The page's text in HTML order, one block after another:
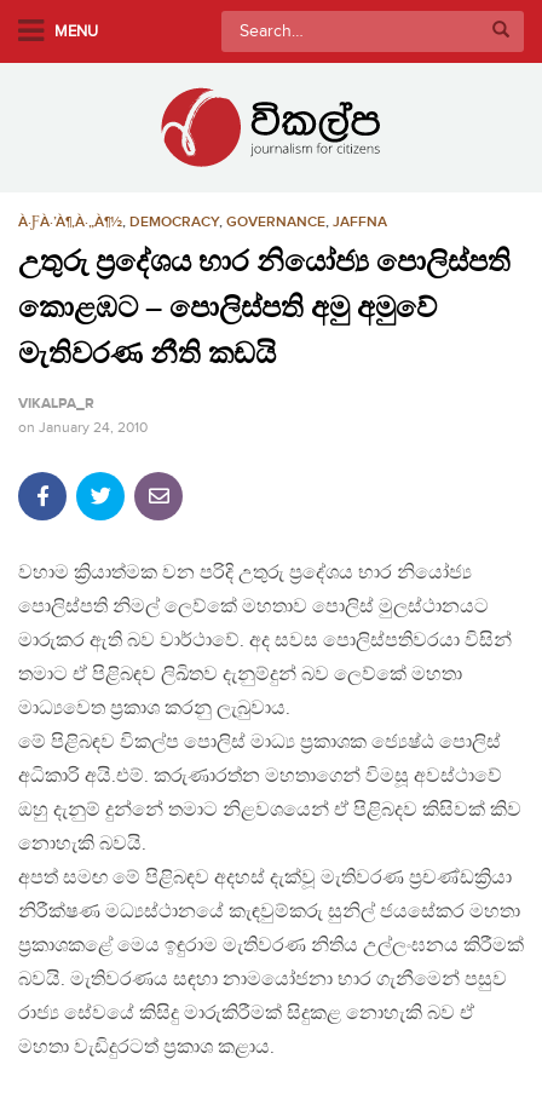
MENU
Search
for:
À·ƑÀ·’À¶‚À·„À¶½, DEMOCRACY, GOVERNANCE, JAFFNA
උතුරු ප්‍රදේශය භාර නියෝජ්‍ය පොලිස්පති
කොළඹට – පොලිස්පති අමු අමුවේ
මැතිවරණ නීති කඩයි
VIKALPA_R
on January 24, 2010
වහාම ක්‍රියාත්මක වන පරිදි උතුරු ප්‍රදේශය භාර නියෝජ්‍ය
පොලිස්පති නිමල් ලෙව්කේ මහතාව පොලිස් මුලස්ථානයට
මාරුකර ඇති බව වාර්ථාවේ. අද සවස පොලිස්පතිවරයා විසින්
තමාට ඒ පිළිබඳව ලිඛිතව දැනුම්දුන් බව ලෙව්කේ මහතා
මාධ්‍යවෙත ප්‍රකාශ කරනු ලැබුවාය.
මේ පිළිබඳව විකල්ප පොලිස් මාධ්‍ය ප්‍රකාශක ජ්‍යෙෂ්ඨ පොලිස්
අධිකාරි අයි.එම්. කරුණාරත්න මහතාගෙන් විමසූ අවස්ථාවේ
ඔහු දැනුම් දුන්නේ තමාට නිළවශයෙන් ඒ පිළිබදව කිසිවක් කිව
නොහැකි බවයි.
අපත් සමඟ මේ පිළිබඳව අදහස් දැක්වූ මැතිවරණ ප්‍රචණ්ඩක්‍රියා
නිරීක්ෂණ මධ්‍යස්ථානයේ කැඳවුම්කරු සුනිල් ජයසේකර මහතා
ප්‍රකාශකළේ මෙය ඉඳුරාම මැතිවරණ නිතිය උල්ලංඝනය කිරීමක්
බවයි. මැතිවරණය සඳහා නාමයෝජනා භාර ගැනීමෙන් පසුව
රාජ්‍ය සේවයේ කිසිදු මාරුකිරීමක් සිදුකළ නොහැකි බව ඒ
මහතා වැඩිදුරටත් ප්‍රකාශ කළාය.